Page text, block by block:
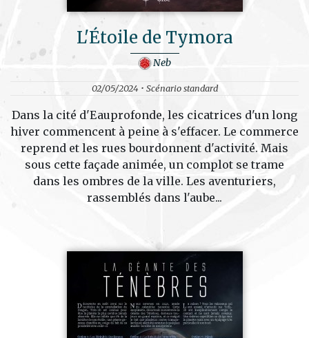
L'Étoile de Tymora
Neb
02/05/2024 • Scénario standard
Dans la cité d'Eauprofonde, les cicatrices d'un long
hiver commencent à peine à s'effacer. Le commerce
reprend et les rues bourdonnent d'activité. Mais
sous cette façade animée, un complot se trame
dans les ombres de la ville. Les aventuriers,
rassemblés dans l'aube...